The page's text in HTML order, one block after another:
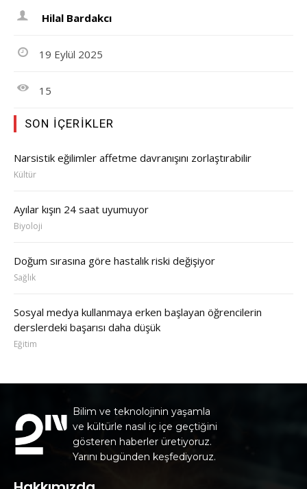
Hilal Bardakcı
19 Eylül 2025
15
SON İÇERIKLER
Narsistik eğilimler affetme davranışını zorlaştırabilir
Kültür
Ayılar kışın 24 saat uyumuyor
Biyoloji
Doğum sırasına göre hastalık riski değişiyor
Sağlık
Sosyal medya kullanmaya erken başlayan öğrencilerin
derslerdeki başarısı daha düşük
Eğitim
Bilim ve teknolojinin yaşamla
ve kültürle nasıl iç içe geçtiğini
gösteren haberler üretiyoruz.
Yarını bugünden keşfediyoruz.